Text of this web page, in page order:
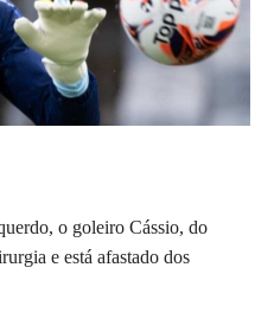
o goleiro Cássio, do
e está afastado dos